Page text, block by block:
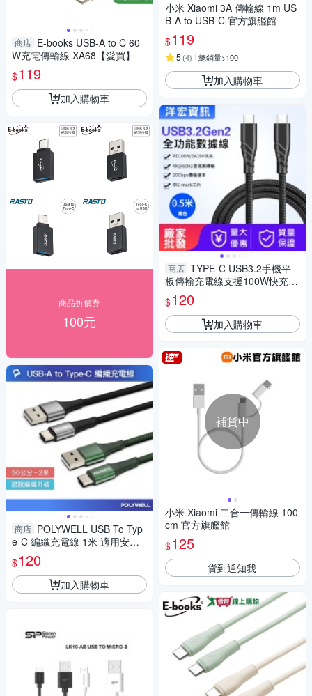
商店 E-books USB-A to C 60
W充電傳輸線 XA68【愛買】
$119
加入購物車
商品折價券
100元
商店 POLYWELL USB To Typ
e-C 編織充電線 1米 適用安卓
手機 行動電源 寶利威爾
$120
加入購物車
小米 Xiaomi 3A 傳輸線 1m US
B-A to USB-C 官方旗艦館
$119
5 (4) 總銷量>100
加入購物車
商店 TYPE-C USB3.2手機平
板傳輸充電線支援100W快充 5
0 cm 洋宏資訊台南可自取
$120
加入購物車
補貨中
小米 Xiaomi 二合一傳輸線 100
cm 官方旗艦館
$125
貨到通知我